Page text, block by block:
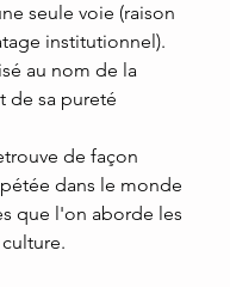
seule voie (raison
institutionnel).
au nom de la
de sa pureté
de façon
dans le monde
que l'on aborde les